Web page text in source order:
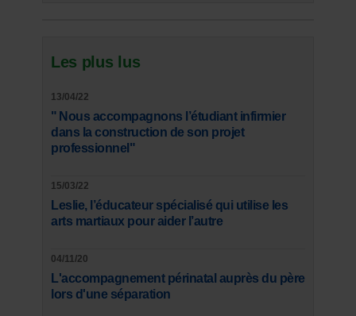
Les plus lus
13/04/22
" Nous accompagnons l’étudiant infirmier
dans la construction de son projet
professionnel"
15/03/22
Leslie, l’éducateur spécialisé qui utilise les
arts martiaux pour aider l’autre
04/11/20
L'accompagnement périnatal auprès du père
lors d'une séparation